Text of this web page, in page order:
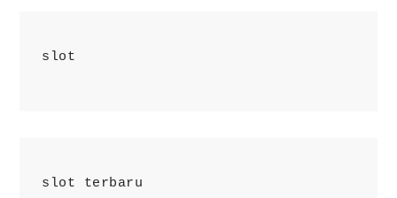
slot
slot terbaru